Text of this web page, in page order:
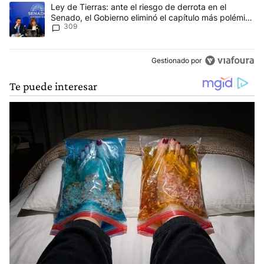
Un artículo de tendencia con el título "Ley de Tierras: ante el
Ley de Tierras: ante el riesgo de derrota en el
Senado, el Gobierno eliminó el capítulo más polémico
del proyecto
309
Gestionado por